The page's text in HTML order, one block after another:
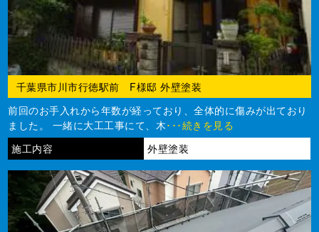
千葉県市川市行徳駅前 F様邸 外壁塗装
前回のお手入れから年数が経っており、全体的に傷みが出ており
ました。 一緒に大工工事にて、木･･･続きを見る
施工内容
外壁塗装